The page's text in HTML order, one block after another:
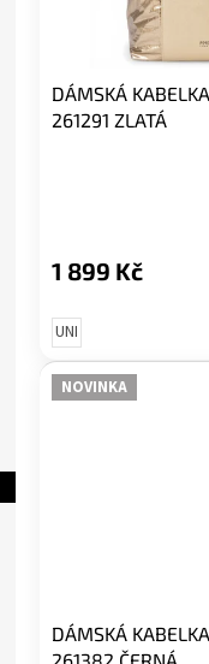
DÁMSKÁ
261291 ZLATÁ
1 899 Kč
UNI
NOVINKA
DÁMSKÁ